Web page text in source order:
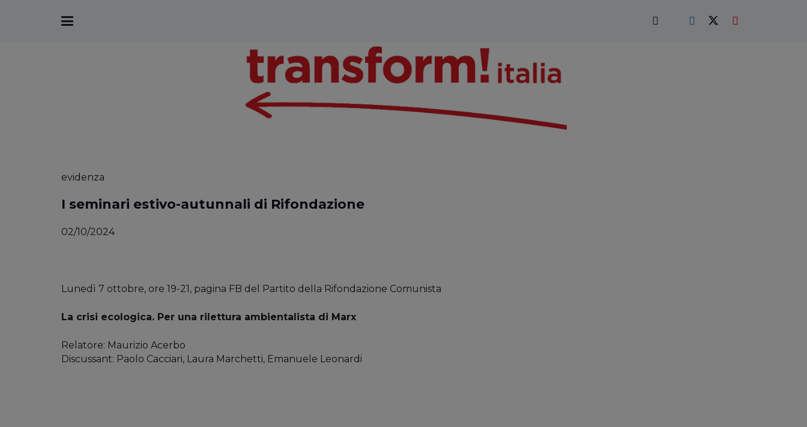
evidenza
I seminari estivo-autunnali di Rifondazione
02/10/2024
Lunedì 7 ottobre, ore 19-21, pagina FB del Partito della Rifondazione Comunista
La crisi ecologica. Per una rilettura ambientalista di Marx
Relatore: Maurizio Acerbo
Discussant: Paolo Cacciari, Laura Marchetti, Emanuele Leonardi